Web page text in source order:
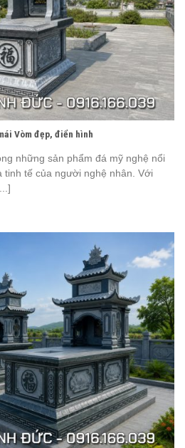
Vòm đẹp, điển hình
những sản phẩm đá mỹ nghệ nổi
tinh tế của người nghệ nhân. Với